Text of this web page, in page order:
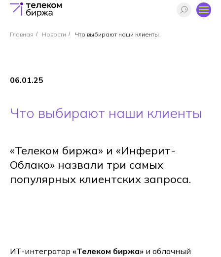
Главная / Новости / Что выбирают наши клиенты
06.01.25
Что выбирают наши клиенты
«Телеком биржа» и «Инферит-
Облако» назвали три самых
популярных клиентских запроса.
ИТ-интегратор «Телеком биржа» и облачный